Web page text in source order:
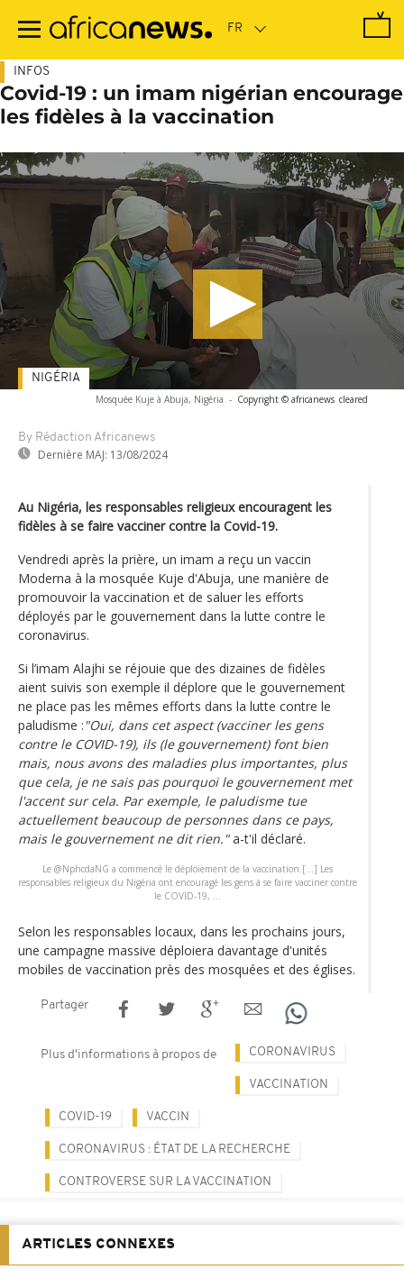
contenu
INFOS
Covid-19 : un imam nigérian encourage
les fidèles à la vaccination
Mosquée Kuje à Abuja, Nigéria - Copyright © africanews cleared
By Rédaction Africanews
Dernière MAJ: 13/08/2024
NIGÉRIA
Au Nigéria, les responsables religieux encouragent les
fidèles à se faire vacciner contre la Covid-19.
Vendredi après la prière, un imam a reçu un vaccin
Moderna à la mosquée Kuje d'Abuja, une manière de
promouvoir la vaccination et de saluer les efforts
déployés par le gouvernement dans la lutte contre le
coronavirus.
Si l’imam Alajhi se réjouie que des dizaines de fidèles
aient suivis son exemple il déplore que le gouvernement
ne place pas les mêmes efforts dans la lutte contre le
paludisme : "Oui, dans cet aspect (vacciner les gens
contre le COVID-19), ils (le gouvernement) font bien
mais, nous avons des maladies plus importantes, plus
que cela, je ne sais pas pourquoi le gouvernement met
l'accent sur cela. Par exemple, le paludisme tue
actuellement beaucoup de personnes dans ce pays,
mais le gouvernement ne dit rien."a-t'il déclaré.
Le @NphcdaNG a commencé le déploiement de la vaccination.[...] Les
responsables religieux du Nigéria ont encouragé les gens à se faire vacciner contre
le COVID-19, ...
Selon les responsables locaux, dans les prochains jours,
une campagne massive déploiera davantage d'unités
mobiles de vaccination près des mosquées et des églises.
Partager
Plus d'informations à propos de CORONAVIRUS
VACCINATION
COVID-19 VACCIN
CORONAVIRUS : ÉTAT DE LA RECHERCHE
CONTROVERSE SUR LA VACCINATION
ARTICLES CONNEXES